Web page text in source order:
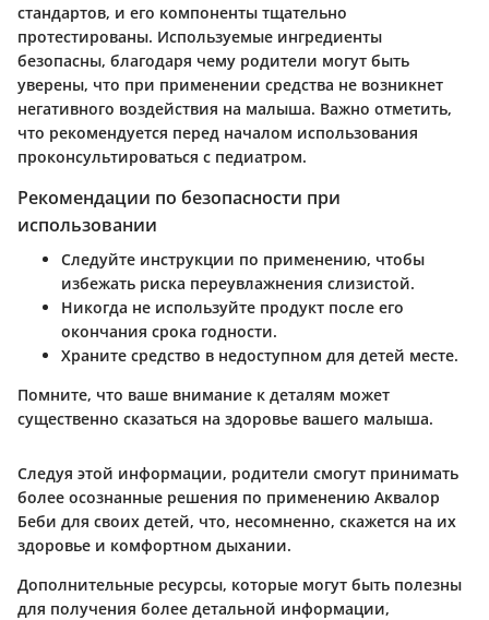
стандартов, и его компоненты тщательно
протестированы. Используемые ингредиенты
безопасны, благодаря чему родители могут быть
уверены, что при применении средства не возникнет
негативного воздействия на малыша. Важно отметить,
что рекомендуется перед началом использования
проконсультироваться с педиатром.
Рекомендации по безопасности при
использовании
Следуйте инструкции по применению, чтобы
избежать риска переувлажнения слизистой.
Никогда не используйте продукт после его
окончания срока годности.
Храните средство в недоступном для детей месте.
Помните, что ваше внимание к деталям может
существенно сказаться на здоровье вашего малыша.
Следуя этой информации, родители смогут принимать
более осознанные решения по применению Аквалор
Беби для своих детей, что, несомненно, скажется на их
здоровье и комфортном дыхании.
Дополнительные ресурсы, которые могут быть полезны
для получения более детальной информации,